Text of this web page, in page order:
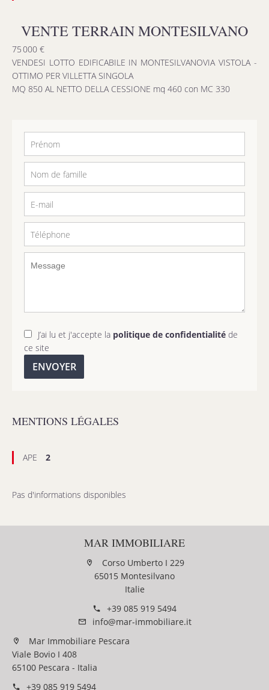
VENTE TERRAIN MONTESILVANO
75 000 €
VENDESI LOTTO EDIFICABILE IN MONTESILVANOVIA VISTOLA -
OTTIMO PER VILLETTA SINGOLA
MQ 850 AL NETTO DELLA CESSIONE mq 460 con MC 330
J’ai lu et j'accepte la politique de confidentialité de
ce site
ENVOYER
MENTIONS LÉGALES
APE 2
Pas d'informations disponibles
MAR IMMOBILIARE
Corso Umberto I 229
65015 Montesilvano
Italie
+39 085 919 5494
info@mar-immobiliare.it
Mar Immobiliare Pescara
Viale Bovio I 408
65100 Pescara - Italia
+39 085 919 5494